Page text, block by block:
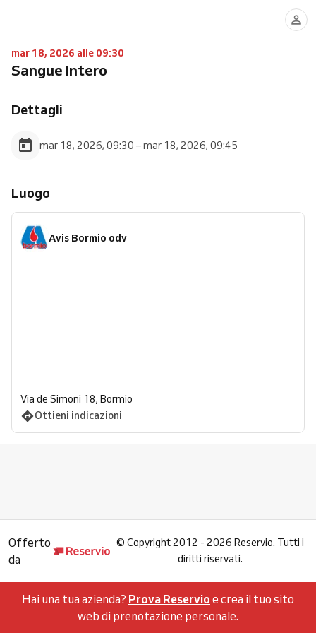
mar 18, 2026 alle 09:30
Sangue Intero
Dettagli
mar 18, 2026, 09:30 – mar 18, 2026, 09:45
Luogo
Avis Bormio odv
Via de Simoni 18, Bormio
Ottieni indicazioni
Offerto
da
© Copyright 2012 - 2026 Reservio. Tutti i
diritti riservati.
Hai una tua azienda? Prova Reservio e crea il tuo sito
web di prenotazione personale.